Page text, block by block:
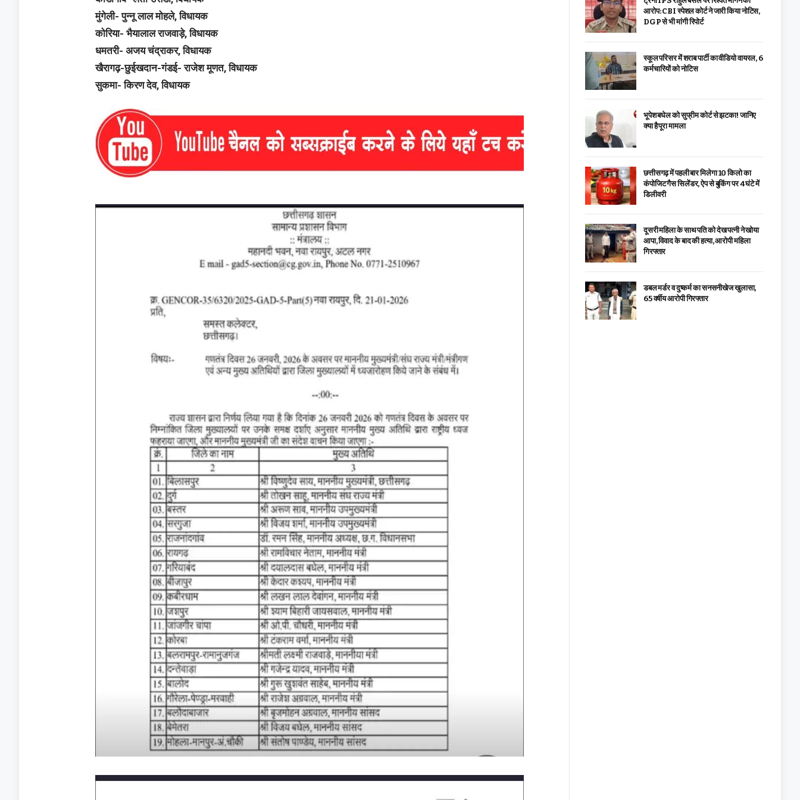
मुंगेली- पुन्नू लाल मोहले, विधायक
कोरिया- भैयालाल राजवाड़े, विधायक
धमतरी- अजय चंद्राकर, विधायक
खैरागढ़-छुईखदान-गंडई- राजेश मूणत, विधायक
सुकमा- किरण देव, विधायक
आरोप: CBI स्पेशल कोर्ट ने जारी किया नोटिस,
DGP से भी मांगी रिपोर्ट
स्कूल परिसर में शराब पार्टी का वीडियो वायरल, 6
कर्मचारियों को नोटिस
भूपेश बघेल को सुप्रीम कोर्ट से झटका! जानिए
क्या है पूरा मामला
छत्तीसगढ़ में पहली बार मिलेगा 10 किलो का
कंपोजिट गैस सिलेंडर, ऐप से बुकिंग पर 4 घंटे में
डिलीवरी
दूसरी महिला के साथ पति को देख पत्नी ने खोया
आपा, विवाद के बाद की हत्या, आरोपी महिला
गिरफ्तार
डबल मर्डर व दुष्कर्म का सनसनीखेज खुलासा,
65 वर्षीय आरोपी गिरफ्तार